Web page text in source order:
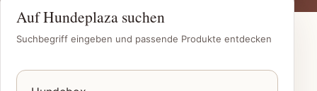
Auf Hundeplaza suchen
Suchbegriff eingeben und passende Produkte entdecken